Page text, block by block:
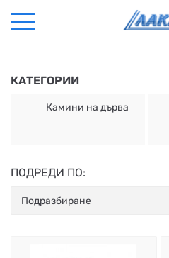
КАТЕГОРИИ
Камини на дърва
ПОДРЕДИ ПО: